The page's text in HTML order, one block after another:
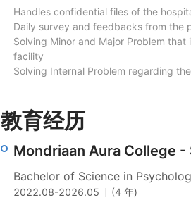
Handles confidential files of the
Daily survey and feedbacks from the
Solving Minor and Major Problem
facility
Solving Internal Problem regarding
教育经历
Mondriaan Aura College -
Bachelor of Science in
2022.08-2026.05
(4 年)